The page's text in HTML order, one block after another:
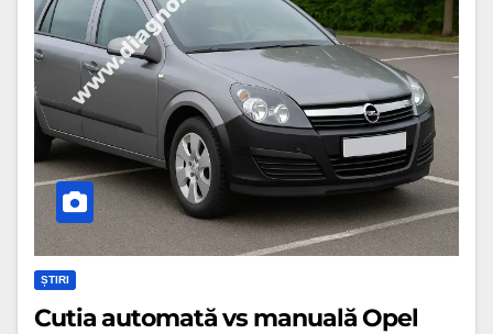
vs
manuală
Astra
H
Z19DT
ȘTIRI
Cutia automată vs manuală Opel